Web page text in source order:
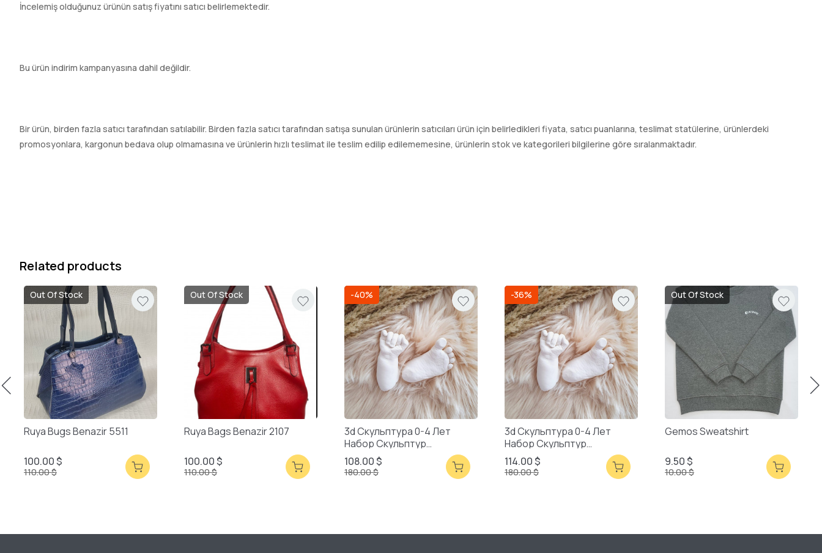
İncelemiş olduğunuz ürünün satış fiyatını satıcı belirlemektedir.
Bu ürün indirim kampanyasına dahil değildir.
Bir ürün, birden fazla satıcı tarafından satılabilir. Birden fazla satıcı tarafından satışa sunulan ürünlerin satıcıları ürün için belirledikleri fiyata, satıcı puanlarına, teslimat statülerine, ürünlerdeki
promosyonlara, kargonun bedava olup olmamasına ve ürünlerin hızlı teslimat ile teslim edilip edilememesine, ürünlerin stok ve kategorileri bilgilerine göre sıralanmaktadır.
Related products
Out Of Stock
Ruya Bugs Benazir 5511
100.00 $
110.00 $
Out Of Stock
Ruya Bags Benazir 2107
100.00 $
110.00 $
-40%
3d Скульптура 0-4 Лет
Набор Скульптур
Смешанная Упаковка
108.00 $
180.00 $
-36%
3d Скульптура 0-4 Лет
Набор Скульптур
Смешанная Упаковка
114.00 $
180.00 $
Out Of Stock
Gemos Sweatshirt
9.50 $
10.00 $